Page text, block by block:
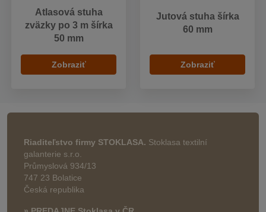
Atlasová stuha
zväzky po 3 m šírka
50 mm
Zobraziť
Jutová stuha šírka
60 mm
Zobraziť
Riaditeľstvo firmy STOKLASA. Stoklasa textilní
galanterie s.r.o.
Průmyslová 934/13
747 23 Bolatice
Česká republika